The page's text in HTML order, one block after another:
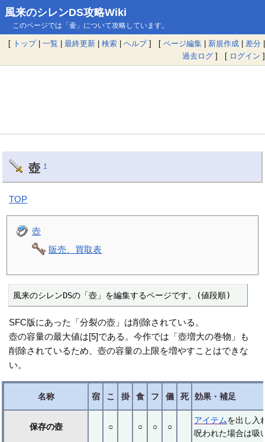
風来のシレンDS攻略Wiki
このページでは「壷」について攻略しています。
[ トップ| 一覧 | 最終更新 | 検索 | ヘルプ] [ ページ編集 | 新規作成 | 差分 |
過去ログ ] [ ログイン ]
壺 †
TOP
壺
販売、買取表
風来のシレンDSの「壺」を編集するページです。(値段順)
SFC版にあった「分裂の壺」は削除されている。
壺の容量の最大値は[5]である。今作では「壺増大の巻物」も
削除されているため、壺の容量の上限を増やすことはできな
い。
名称 宿 こ 掛 食 フ 儀 死 効果・補足
保存の壺 ○ ○ ○ ○
アイテムを出し入
呪われた場合は吸